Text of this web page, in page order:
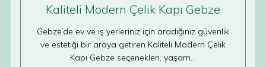
Kaliteli Modern Çelik Kapı Gebze
Gebze’de ev ve iş yerleriniz için aradığınız güvenlik
ve estetiği bir araya getiren Kaliteli Modern Çelik
Kapı Gebze seçenekleri, yaşam…